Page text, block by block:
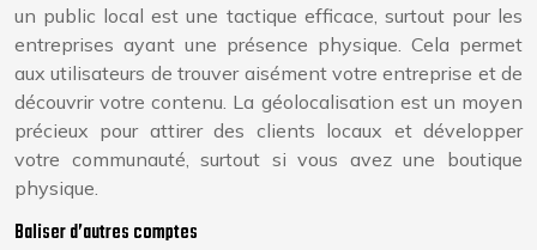
un public local est une tactique efficace, surtout pour les
entreprises ayant une présence physique. Cela permet
aux utilisateurs de trouver aisément votre entreprise et de
découvrir votre contenu. La géolocalisation est un moyen
précieux pour attirer des clients locaux et développer
votre communauté, surtout si vous avez une boutique
physique.
Baliser d’autres comptes